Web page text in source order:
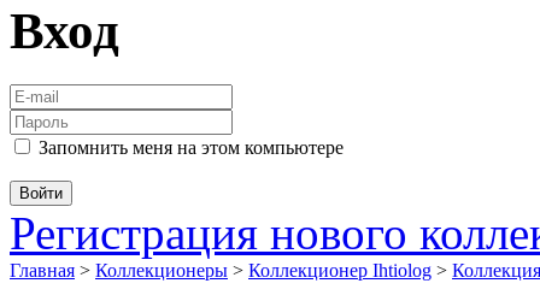
Вход
Запомнить меня на этом компьютере
Регистрация нового
Главная > Коллекционеры > Коллекционер Ihtiolog >